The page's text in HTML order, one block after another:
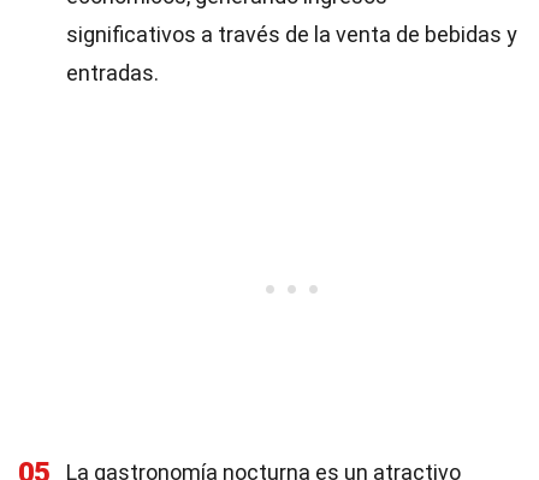
significativos a través de la venta de bebidas y
entradas.
05
La gastronomía nocturna es un atractivo